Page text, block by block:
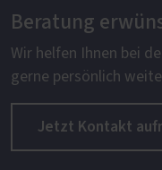
Beratung
Wir helfen Ihnen bei
gerne persönlich
Jetzt Kontakt